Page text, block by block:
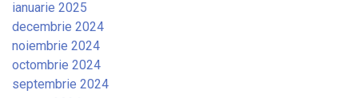
ianuarie 2025
decembrie 2024
noiembrie 2024
octombrie 2024
septembrie 2024